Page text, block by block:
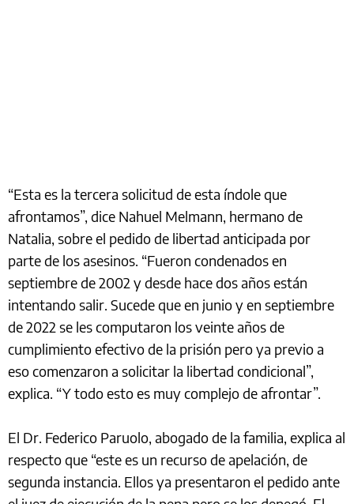
“Esta es la tercera solicitud de esta índole que
afrontamos”, dice Nahuel Melmann, hermano de
Natalia, sobre el pedido de libertad anticipada por
parte de los asesinos. “Fueron condenados en
septiembre de 2002 y desde hace dos años están
intentando salir. Sucede que en junio y en septiembre
de 2022 se les computaron los veinte años de
cumplimiento efectivo de la prisión pero ya previo a
eso comenzaron a solicitar la libertad condicional”,
explica. “Y todo esto es muy complejo de afrontar”.
El Dr. Federico Paruolo, abogado de la familia, explica al
respecto que “este es un recurso de apelación, de
segunda instancia. Ellos ya presentaron el pedido ante